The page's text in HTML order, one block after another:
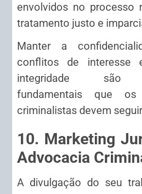
envolvidos no processo
tratamento justo e
Manter a
conflitos de interesse
integridade são
fundamentais que os
criminalistas devem
10. Marketing
Advocacia
A divulgação do seu